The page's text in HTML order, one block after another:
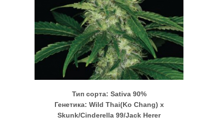
Тип сорта: Sativa 90%
Генетика: Wild Thai(Ko Chang) x
Skunk/Cinderella 99/Jack Herer